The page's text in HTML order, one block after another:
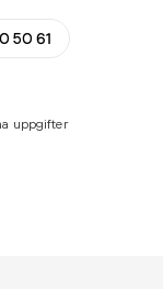
50 61
uppgifter